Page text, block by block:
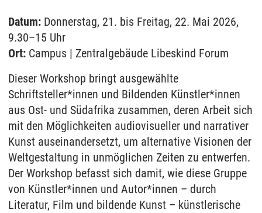
Datum: Donnerstag, 21. bis Freitag, 22. Mai 2026,
9.30–15 Uhr
Ort: Campus | Zentralgebäude Libeskind Forum
Dieser Workshop bringt ausgewählte
Schriftsteller*innen und Bildenden Künstler*innen
aus Ost- und Südafrika zusammen, deren Arbeit sich
mit den Möglichkeiten audiovisueller und narrativer
Kunst auseinandersetzt, um alternative Visionen der
Weltgestaltung in unmöglichen Zeiten zu entwerfen.
Der Workshop befasst sich damit, wie diese Gruppe
von Künstler*innen und Autor*innen – durch
Literatur, Film und bildende Kunst – künstlerische